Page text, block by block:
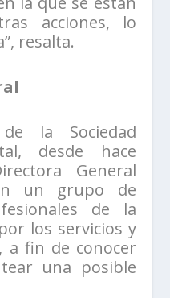
acciones, lo
resalta.
la Sociedad
desde hace
General
un grupo de
de la
los servicios y
a fin de conocer
una posible